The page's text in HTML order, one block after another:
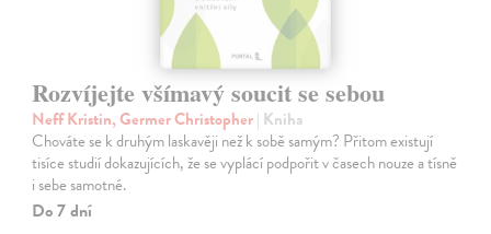
Rozvíjejte všímavý soucit se sebou
Neff Kristin, Germer Christopher| Kniha
Chováte se k druhým laskavěji než k sobě samým? Přitom existují
tisíce studií dokazujících, že se vyplácí podpořit v časech nouze a tísně
i sebe samotné.
Do 7 dní